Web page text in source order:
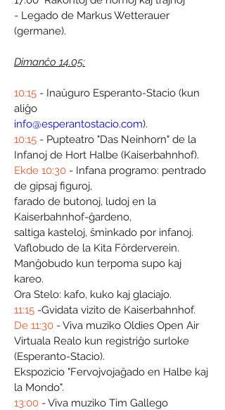
- Legado de Markus Wetterauer
(germane).
Dimanĉo 14.05:
10:15 - Inaŭguro Esperanto-Stacio (kun
aliĝo
info@esperantostacio.com).
10:15 - Pupteatro "Das Neinhorn" de la
Infanoj de Hort Halbe (Kaiserbahnhof).
Ekde 10:30 - Infana programo: pentrado
de gipsaj figuroj,
farado de butonoj, ludoj en la
Kaiserbahnhof-ĝardeno,
saltiga kasteloj, ŝminkado por infanoj.
Vaflobudo de la Kita Förderverein.
Manĝobudo kun terpoma supo kaj
kareo.
Ora Stelo: kafo, kuko kaj glaciaĵo.
11:15 -Gvidata vizito de Kaiserbahnhof.
De 11:30 - Viva muziko Oldies Open Air
Virtuala Realo kun registriĝo surloke
(Esperanto-Stacio).
Ekspozicio "Fervojvojaĝado en Halbe kaj
la Mondo".
13:00 - Viva muziko Tim Gallego